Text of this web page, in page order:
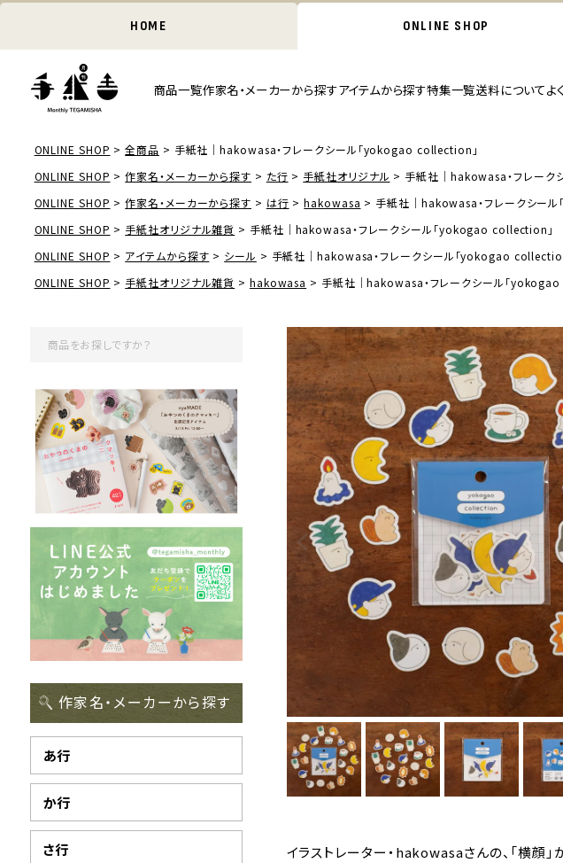
HOME ONLINE SHOP
商品一覧作家名・メーカーから探すアイテムから探す特集一覧送料についてよ
ONLINE SHOP 全商品
手紙社｜hakowasa・フレークシール「yokogao collection」
ONLINE SHOP
作家名・メーカーから探す た行 手紙社オリジナル
手紙社｜hakowasa・フレー
ONLINE SHOP
作家名・メーカーから探す は行 hakowasa
手紙社｜hakowasa・フレークシー
ONLINE SHOP
手紙社オリジナル雑貨
手紙社｜hakowasa・フレークシール「yokogao collection」
ONLINE SHOP
アイテムから探す シール
手紙社｜hakowasa・フレークシール「yokogao
ONLINE SHOP
手紙社オリジナル雑貨 hakowasa 手紙社｜hakowasa・フレークシール「
作家名・メーカーから探す
あ行
か行
さ行
イラストレーター・hakowasaさんの、「横顔